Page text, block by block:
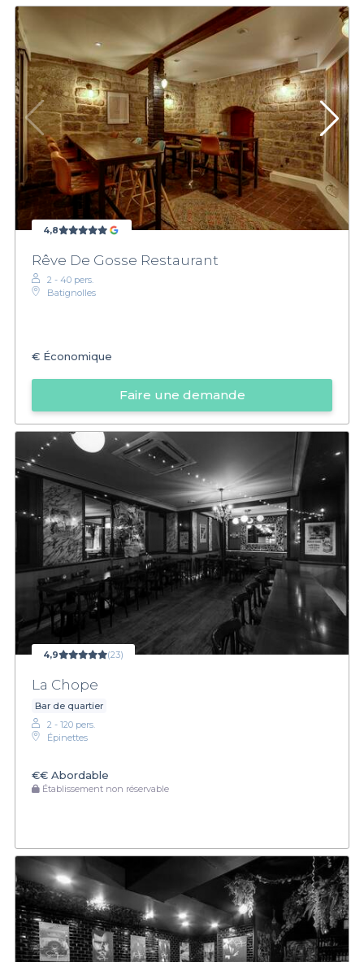
4,8
Rêve De Gosse Restaurant
2 - 40 pers.
Batignolles
€ Économique
Faire une demande
4,9 (23)
La Chope
Bar de quartier
2 - 120 pers.
Épinettes
€€ Abordable
Établissement non réservable